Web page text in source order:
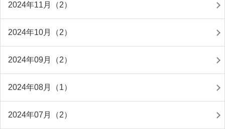
2024年11月（2）
2024年10月（2）
2024年09月（2）
2024年08月（1）
2024年07月（2）